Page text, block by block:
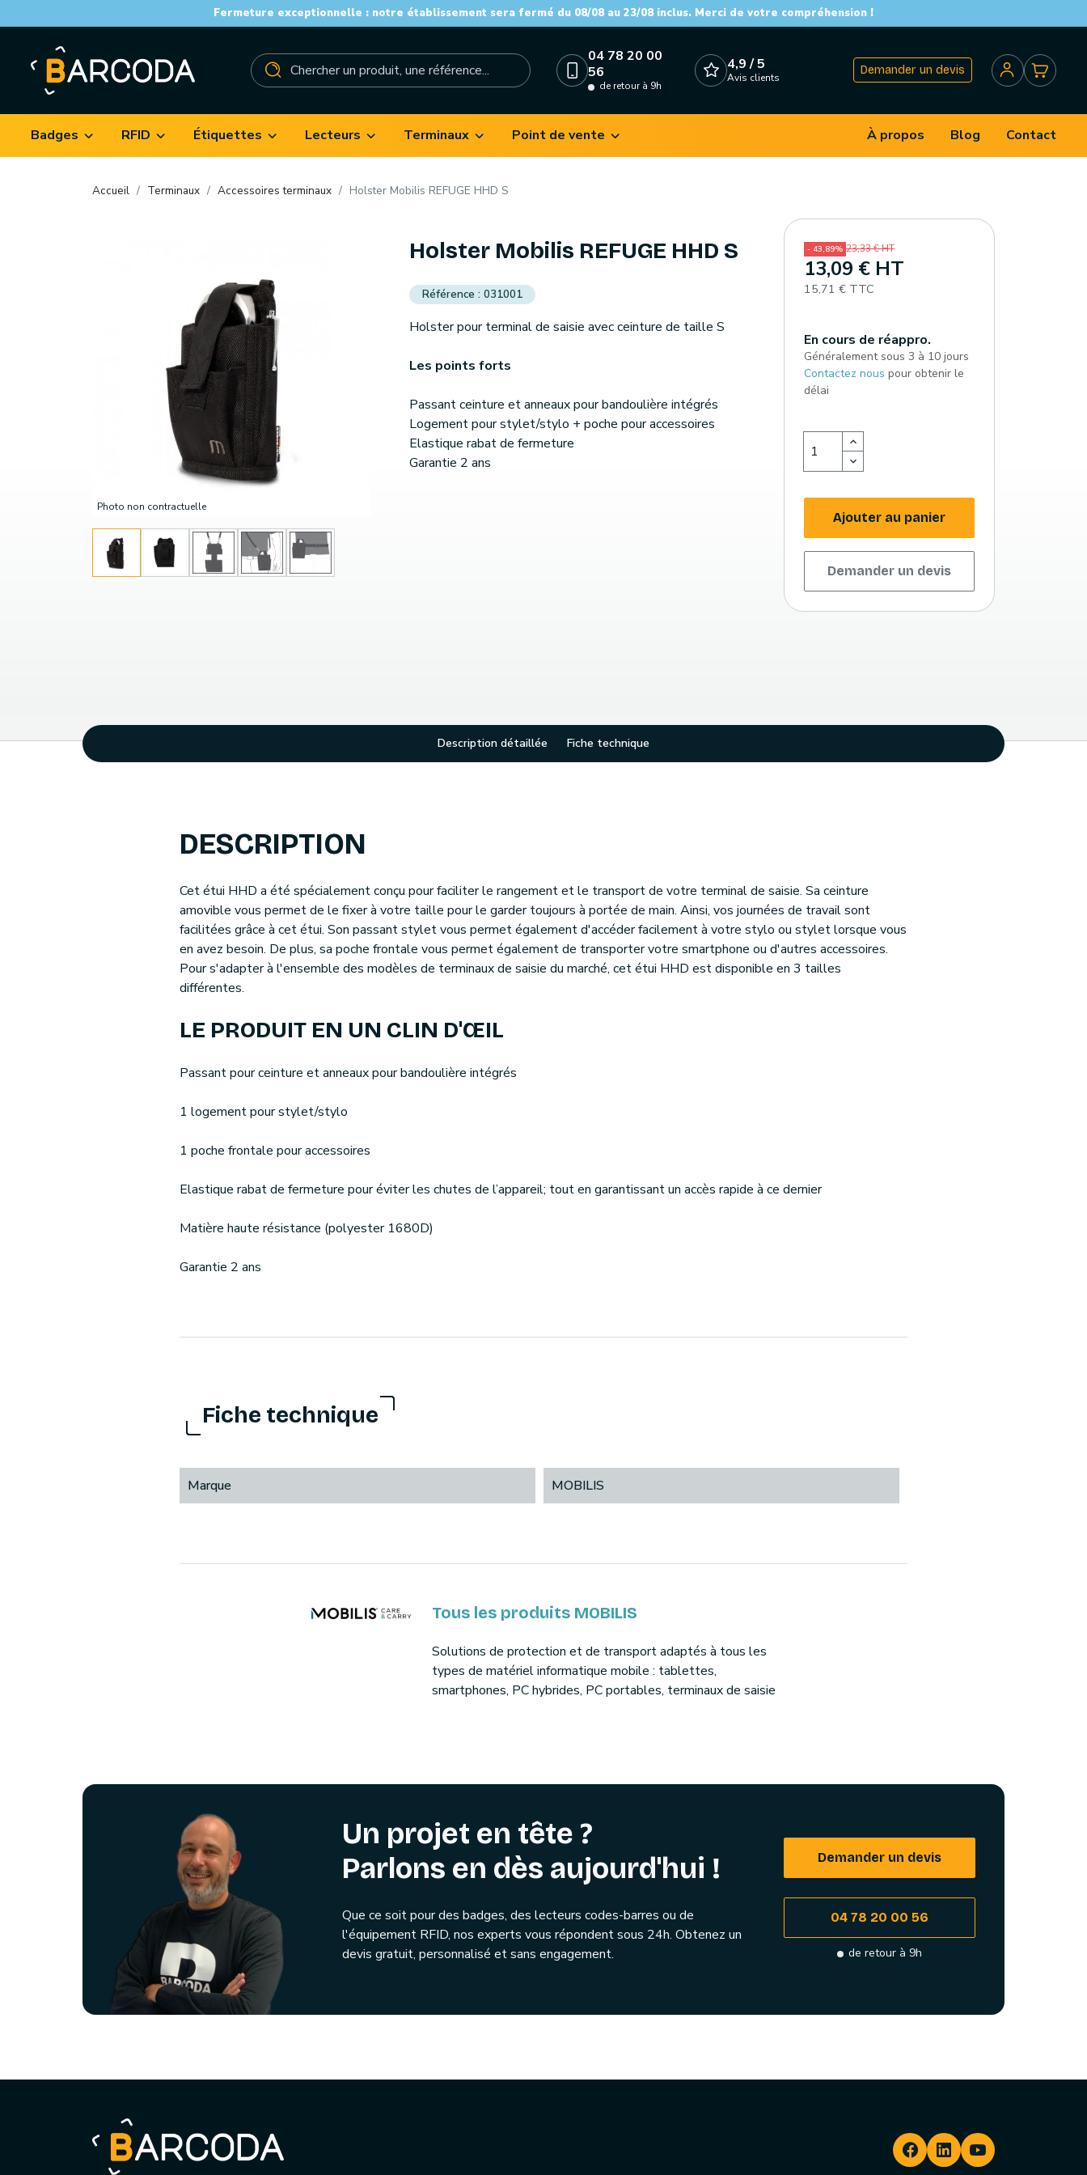
Fermeture exceptionnelle : notre établissement sera fermé du 08/08 au 23/08 inclus. Merci de votre compréhension !
04 78 20 00
56
de retour à 9h
4,9 / 5
Avis clients
Demander un devis
Badges RFID Étiquettes Lecteurs Terminaux Point de vente À propos Blog Contact
Accueil Terminaux Accessoires terminaux Holster Mobilis REFUGE HHD S
Photo non contractuelle
Holster Mobilis REFUGE HHD S
031001
Holster pour terminal de saisie avec ceinture de taille S
Les points forts
Passant ceinture et anneaux pour bandoulière intégrés
Logement pour stylet/stylo + poche pour accessoires
Elastique rabat de fermeture
Garantie 2 ans
- 43,89% 23,33 € HT
13,09 € HT
15,71 € TTC
En cours de réappro.
Généralement sous 3 à 10 jours
Contactez nous pour obtenir le
délai
Ajouter au panier
Demander un devis
Description détaillée Fiche technique
DESCRIPTION
Cet étui HHD a été spécialement conçu pour faciliter le rangement et le transport de votre terminal de saisie. Sa ceinture
amovible vous permet de le fixer à votre taille pour le garder toujours à portée de main. Ainsi, vos journées de travail sont
facilitées grâce à cet étui. Son passant stylet vous permet également d'accéder facilement à votre stylo ou stylet lorsque vous
en avez besoin. De plus, sa poche frontale vous permet également de transporter votre smartphone ou d'autres accessoires.
Pour s'adapter à l'ensemble des modèles de terminaux de saisie du marché, cet étui HHD est disponible en 3 tailles
différentes.
LE PRODUIT EN UN CLIN D'ŒIL
Passant pour ceinture et anneaux pour bandoulière intégrés
1 logement pour stylet/stylo
1 poche frontale pour accessoires
Elastique rabat de fermeture pour éviter les chutes de l’appareil; tout en garantissant un accès rapide à ce dernier
Matière haute résistance (polyester 1680D)
Garantie 2 ans
Fiche technique
Marque MOBILIS
Tous les produits MOBILIS
Solutions de protection et de transport adaptés à tous les
types de matériel informatique mobile : tablettes,
smartphones, PC hybrides, PC portables, terminaux de saisie
Un projet en tête ?
Parlons en dès aujourd'hui !
Que ce soit pour des badges, des lecteurs codes-barres ou de
l'équipement RFID, nos experts vous répondent sous 24h. Obtenez un
devis gratuit, personnalisé et sans engagement.
Demander un devis
04 78 20 00 56
de retour à 9h